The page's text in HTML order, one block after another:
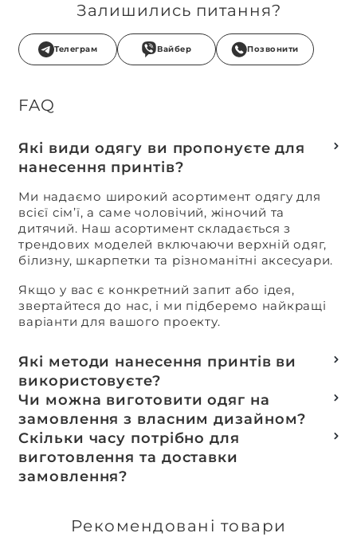
Залишились питання?
Телеграм Вайбер Позвонити
FAQ
Які види одягу ви пропонуєте для
нанесення принтів?
Ми надаємо широкий асортимент одягу для
всієї сім’ї, а саме чоловічий, жіночий та
дитячий. Наш асортимент складається з
трендових моделей включаючи верхній одяг,
білизну, шкарпетки та різноманітні аксесуари.
Якщо у вас є конкретний запит або ідея,
звертайтеся до нас, і ми підберемо найкращі
варіанти для вашого проекту.
Які методи нанесення принтів ви
використовуєте?
Термотранферний
Шовкотрафаретний
DTF – друк
Машинна вишивка
Чи можна виготовити одяг на
замовлення з власним дизайном?
Так, ми спеціалізуємося на розробці колекцій
та мерчу під ключ, цей процес включає підбір
тканин, розробку лекал, дизай та
завершується пошиттям готового виробу.
Скільки часу потрібно для
виготовлення та доставки
замовлення?
виготовлення індивідуальних замовлень
Рекомендовані товари